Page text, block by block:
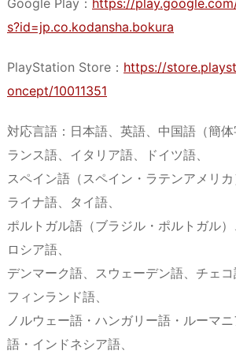
Google Play： https://
s?id=jp.co.kodansha.bokura
PlayStation Store： https://
oncept/10011351
対応言語：日本語、英語、中国語（簡
ランス語、イタリア語、ドイツ語、
スペイン語（スペイン・ラテンアメリ
ライナ語、タイ語、
ポルトガル語（ブラジル・ポルトガル）
ロシア語、
デンマーク語、スウェーデン語、チェコ
フィンランド語、
ノルウェー語・ハンガリー語・ルーマ
語・インドネシア語、